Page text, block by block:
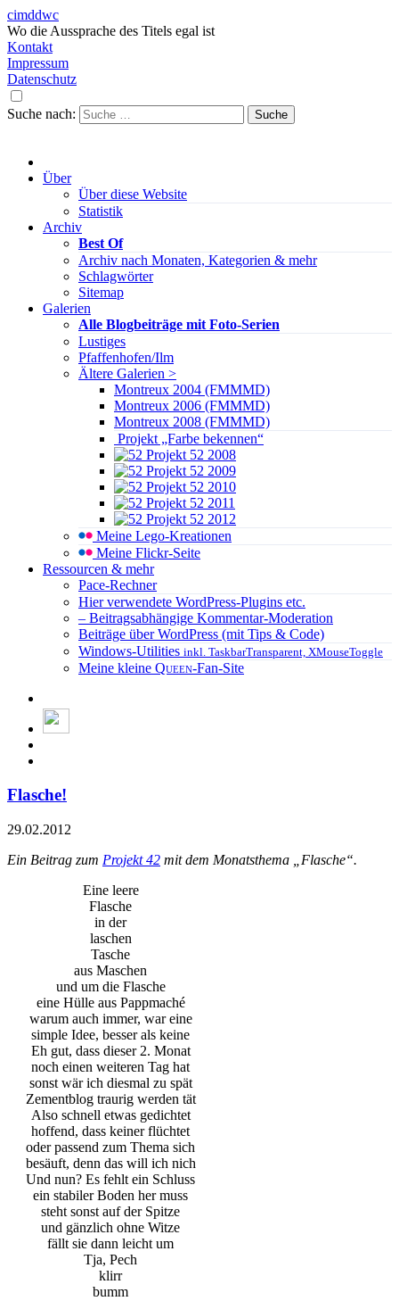
cimddwc
Wo die Aussprache des Titels egal ist
Kontakt
Impressum
Datenschutz
Suche nach:
Über
Über diese Website
Statistik
Archiv
Best Of
Archiv nach Monaten, Kategorien & mehr
Schlagwörter
Sitemap
Galerien
Alle Blogbeiträge mit Foto-Serien
Lustiges
Pfaffenhofen/Ilm
Ältere Galerien >
Montreux 2004 (FMMMD)
Montreux 2006 (FMMMD)
Montreux 2008 (FMMMD)
Projekt „Farbe bekennen“
Projekt 52 2008
Projekt 52 2009
Projekt 52 2010
Projekt 52 2011
Projekt 52 2012
Meine Lego-Kreationen
Meine Flickr-Seite
Ressourcen & mehr
Pace-Rechner
Hier verwendete WordPress-Plugins etc.
– Beitragsabhängige Kommentar-Moderation
Beiträge über WordPress (mit Tips & Code)
Windows-Utilities inkl. TaskbarTransparent, XMouseToggle
Meine kleine Queen-Fan-Site
Flasche!
29.02.2012
Ein Beitrag zum Projekt 42 mit dem Monatsthema „Flasche“.
Eine leere
Flasche
in der
laschen
Tasche
aus Maschen
und um die Flasche
eine Hülle aus Pappmaché
warum auch immer, war eine
simple Idee, besser als keine
Eh gut, dass dieser 2. Monat
noch einen weiteren Tag hat
sonst wär ich diesmal zu spät
Zementblog traurig werden tät
Also schnell etwas gedichtet
hoffend, dass keiner flüchtet
oder passend zum Thema sich
besäuft, denn das will ich nich
Und nun? Es fehlt ein Schluss
ein stabiler Boden her muss
steht sonst auf der Spitze
und gänzlich ohne Witze
fällt sie dann leicht um
Tja, Pech
klirr
bumm